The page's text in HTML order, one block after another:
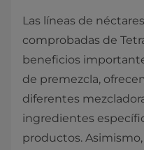
Las líneas de
comprobadas de
beneficios
de premezcla,
diferentes
ingredientes
productos.